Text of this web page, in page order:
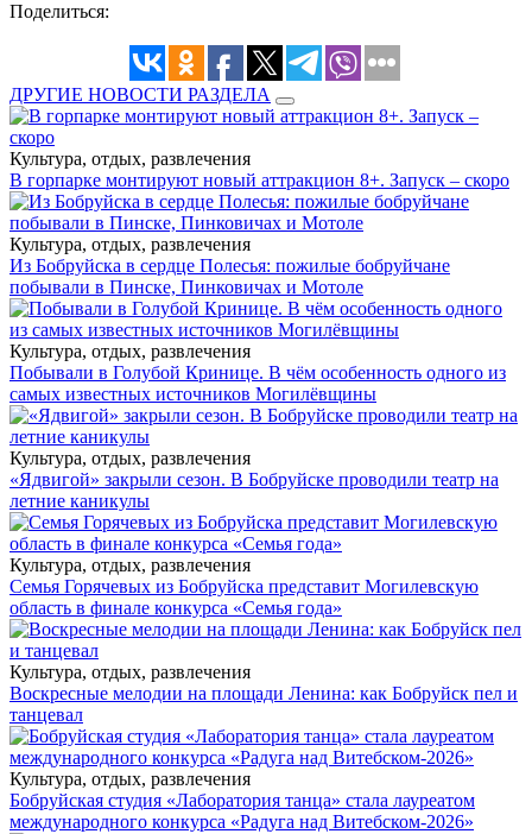
Поделиться:
ДРУГИЕ НОВОСТИ РАЗДЕЛА
Культура, отдых, развлечения
В горпарке монтируют новый аттракцион 8+. Запуск – скоро
Культура, отдых, развлечения
Из Бобруйска в сердце Полесья: пожилые бобруйчане
побывали в Пинске, Пинковичах и Мотоле
Культура, отдых, развлечения
Побывали в Голубой Кринице. В чём особенность одного из
самых известных источников Могилёвщины
Культура, отдых, развлечения
«Ядвигой» закрыли сезон. В Бобруйске проводили театр на
летние каникулы
Культура, отдых, развлечения
Семья Горячевых из Бобруйска представит Могилевскую
область в финале конкурса «Семья года»
Культура, отдых, развлечения
Воскресные мелодии на площади Ленина: как Бобруйск пел и
танцевал
Культура, отдых, развлечения
Бобруйская студия «Лаборатория танца» стала лауреатом
международного конкурса «Радуга над Витебском-2026»